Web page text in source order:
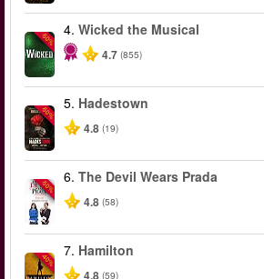
-50%
4. Wicked the Musical
4.7 (855)
-50%
5. Hadestown
4.8 (19)
-50%
6. The Devil Wears Prada
4.8 (58)
-40%
7. Hamilton
4.8 (59)